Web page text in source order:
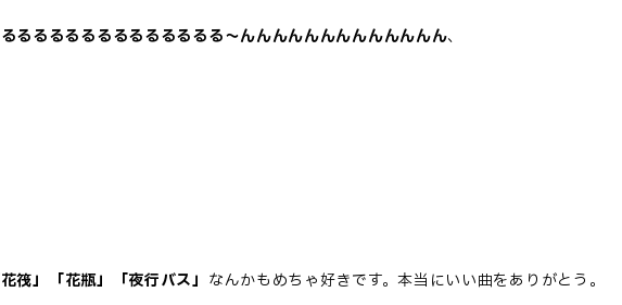
るるるるるるるるるるるるる～んんんんんんんんんんんんん、
筏」「花瓶」「夜行バス」 なんかもめちゃ好きです。本当にいい曲をありがとう。